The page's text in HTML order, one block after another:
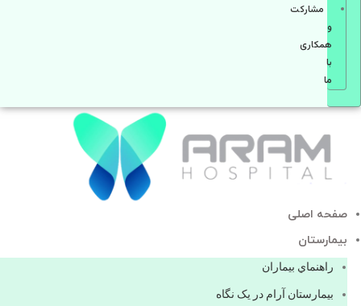
مشاركت
و
همكاری
با
ما
صفحه اصلی
بيمارستان
راهنماي بیماران
بیمارستان آرام در یک نگاه